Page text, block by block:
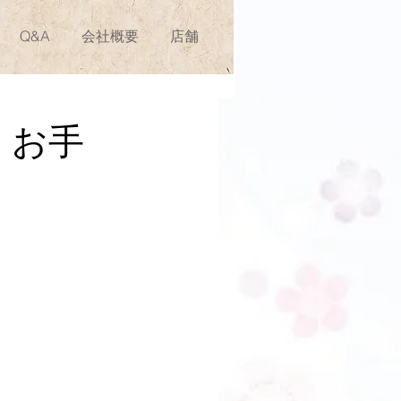
Q&A 会社概要 店舗
手